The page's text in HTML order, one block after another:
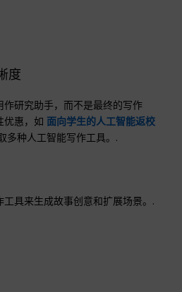
度
研究助手，而不是最终的写作
优惠，如 面向学生的人工智能返校
多种人工智能写作工具。.
具来生成故事创意和扩展场景。.